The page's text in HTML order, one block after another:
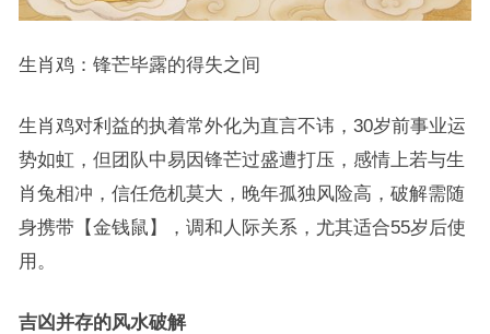
生肖鸡：锋芒毕露的得失之间
生肖鸡对利益的执着常外化为直言不讳，30岁前事业运
势如虹，但团队中易因锋芒过盛遭打压，感情上若与生
肖兔相冲，信任危机莫大，晚年孤独风险高，破解需随
身携带【金钱鼠】，调和人际关系，尤其适合55岁后使
用。
吉凶并存的风水破解